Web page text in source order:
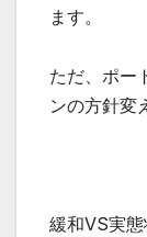
ます。
ただ、ポー
ンの方針変
緩和VS実態